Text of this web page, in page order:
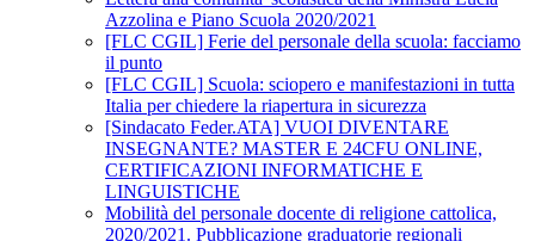
Azzolina e Piano Scuola 2020/2021
[FLC CGIL] Ferie del personale della scuola: facciamo
il punto
[FLC CGIL] Scuola: sciopero e manifestazioni in tutta
Italia per chiedere la riapertura in sicurezza
[Sindacato Feder.ATA] VUOI DIVENTARE
INSEGNANTE? MASTER E 24CFU ONLINE,
CERTIFICAZIONI INFORMATICHE E
LINGUISTICHE
Mobilità del personale docente di religione cattolica,
2020/2021. Pubblicazione graduatorie regionali